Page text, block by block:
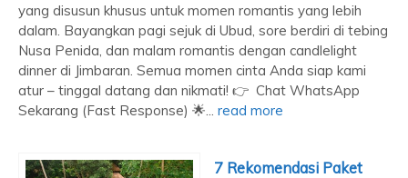
yang disusun khusus untuk momen romantis yang lebih
dalam. Bayangkan pagi sejuk di Ubud, sore berdiri di tebing
Nusa Penida, dan malam romantis dengan candlelight
dinner di Jimbaran. Semua momen cinta Anda siap kami
atur – tinggal datang dan nikmati! 👉 Chat WhatsApp
Sekarang (Fast Response) 🌟... read more
7 Rekomendasi Paket